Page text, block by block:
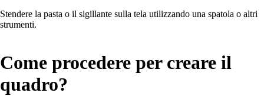
Stendere la pasta o il sigillante sulla tela utilizzando una spatola o altri
strumenti.
Come procedere per creare il
quadro?